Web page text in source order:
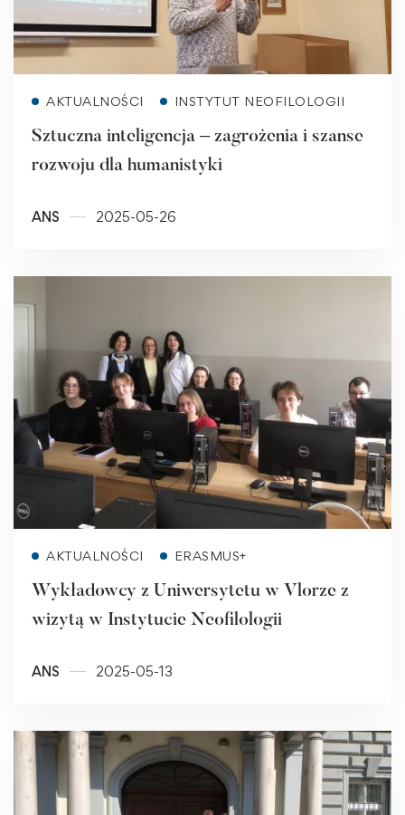
AKTUALNOŚCI INSTYTUT NEOFILOLOGII
Sztuczna inteligencja – zagrożenia i szanse
rozwoju dla humanistyki
ANS 2025-05-26
AKTUALNOŚCI ERASMUS+
Wykładowcy z Uniwersytetu w Vlorze z
wizytą w Instytucie Neofilologii
ANS 2025-05-13